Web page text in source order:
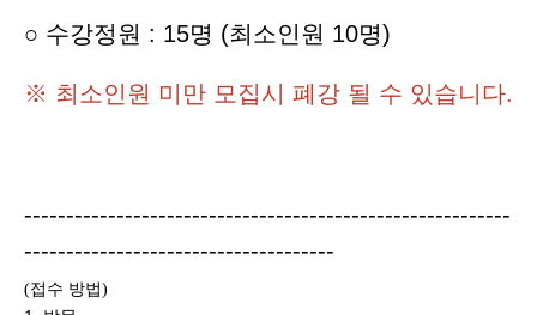
○ 수강정원 : 15명 (최소인원 10명)
※ 최소인원 미만 모집시 폐강 될 수 있습니다.
----------------------------------------------------------
-------------------------------------
(접수 방법)